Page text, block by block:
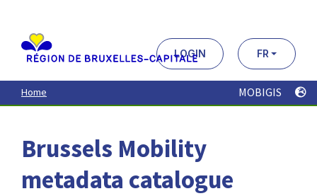
contenu
principal
LOGIN FR
Home MOBIGIS
Brussels Mobility
metadata catalogue